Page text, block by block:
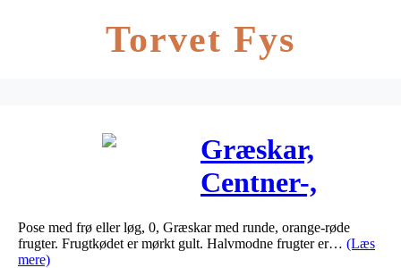
Torvet Fys
Græskar,
Centner-,
Uchiki Kuri,
Organic –
Pose med frø eller løg, 0, Græskar med runde, orange-røde
frugter. Frugtkødet er mørkt gult. Halvmodne frugter er… (Læs
mere)